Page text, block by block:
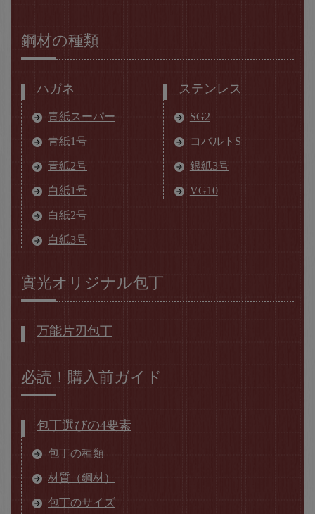
鋼材の種類
ハガネ
青紙スーパー
青紙1号
青紙2号
白紙1号
白紙2号
白紙3号
ステンレス
SG2
コバルトS
銀紙3号
VG10
實光オリジナル包丁
万能片刃包丁
必読！購入前ガイド
包丁選びの4要素
包丁の種類
材質（鋼材）
包丁のサイズ